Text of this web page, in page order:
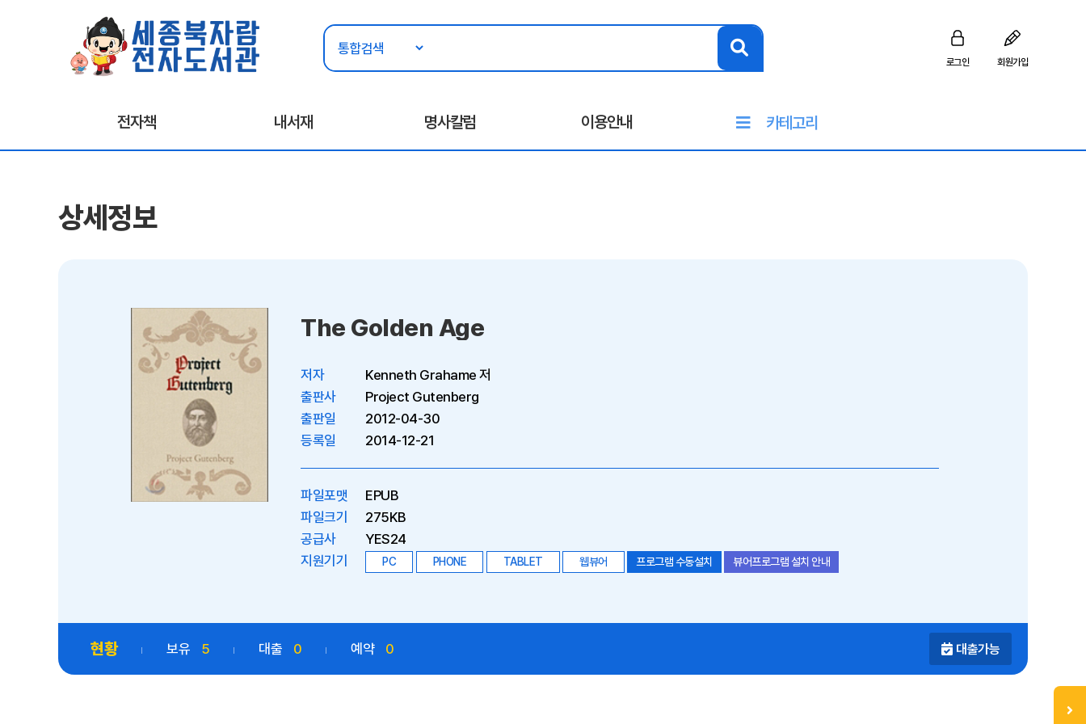
로그인 회원가입
전자책 내서재 명사칼럼 이용안내 카테고리
상세정보
The Golden Age
저자
Kenneth Grahame 저
출판사
Project Gutenberg
출판일
2012-04-30
등록일
2014-12-21
파일포맷
EPUB
파일크기
275KB
공급사
YES24
지원기기
PC PHONE TABLET 웹뷰어 프로그램 수동설치 뷰어프로그램 설치 안내
현황 보유 5 대출 0 예약 0 대출가능